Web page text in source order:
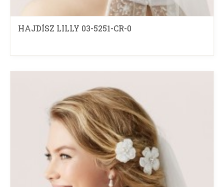
HAJDÍSZ LILLY 03-5251-CR-0